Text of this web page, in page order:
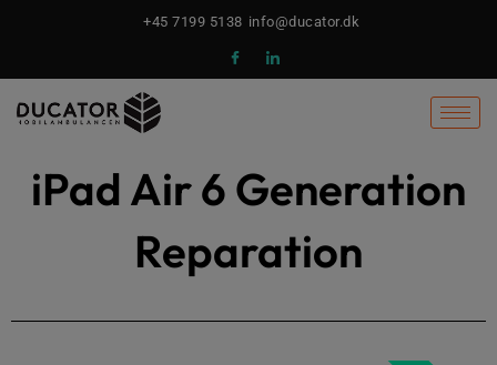
indholdet
+45 7199 5138 info@ducator.dk
iPad Air 6 Generation
Reparation​